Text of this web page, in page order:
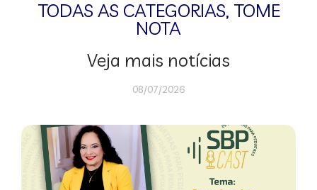
TODAS AS CATEGORIAS, TOME
NOTA
Veja mais notícias
08/07/2026